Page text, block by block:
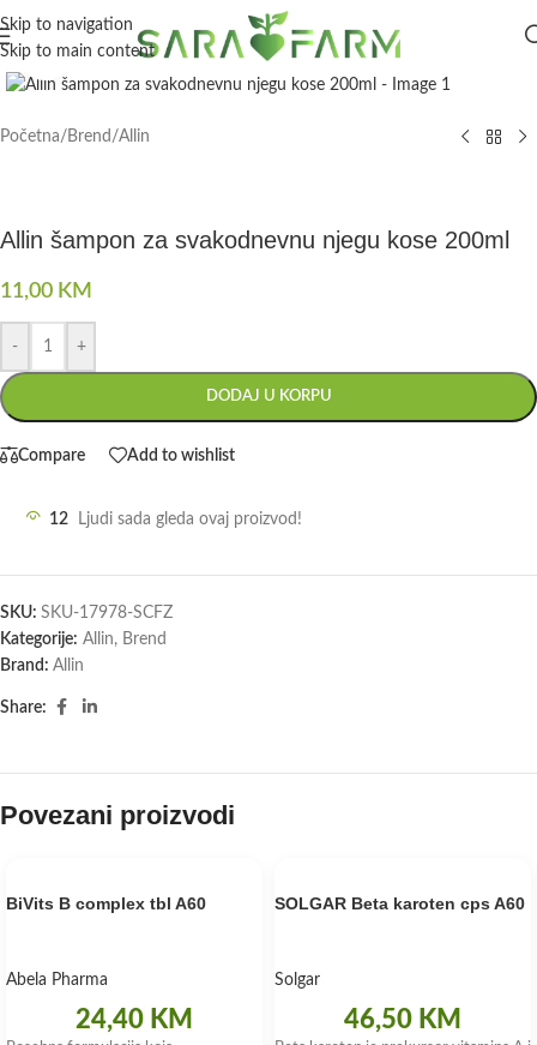
Skip to navigation
Skip to main content
Click to enlarge
Početna/ Brend /Allin
Allin šampon za svakodnevnu njegu kose 200ml
11,00 KM
- +
DODAJ U KORPU
Compare Add to wishlist
12 Ljudi sada gleda ovaj proizvod!
SKU: SKU-17978-SCFZ
Kategorije: Allin, Brend
Brand: Allin
Share:
Povezani proizvodi
BiVits B complex tbl A60
Abela Pharma
24,40 KM
SOLGAR Beta karoten cps A60
Solgar
46,50 KM